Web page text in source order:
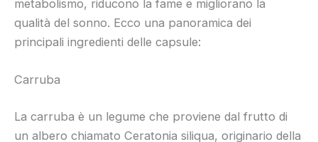
metabolismo, riducono la fame e migliorano la
qualità del sonno. Ecco una panoramica dei
principali ingredienti delle capsule:
Carruba
La carruba è un legume che proviene dal frutto di
un albero chiamato Ceratonia siliqua, originario della